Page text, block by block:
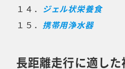
１４． ジェル状栄養食
１５． 携帯用浄水器
長距離走行に適した